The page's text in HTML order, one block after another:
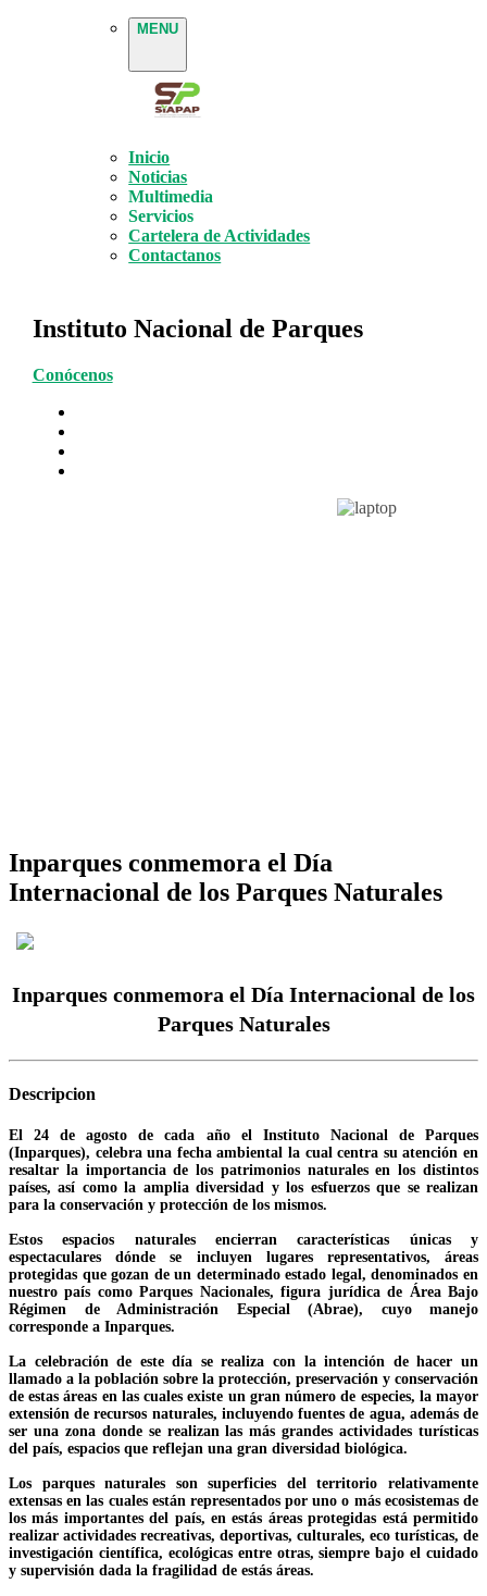
MENU
Inicio
Noticias
Multimedia
Servicios
Cartelera de Actividades
Contactanos
Instituto Nacional de Parques
Conócenos
Inparques conmemora el Día
Internacional de los Parques Naturales
Inparques conmemora el Día Internacional de los
Parques Naturales
Descripcion
El 24 de agosto de cada año el Instituto Nacional de Parques
(Inparques), celebra una fecha ambiental la cual centra su atención en
resaltar la importancia de los patrimonios naturales en los distintos
países, así como la amplia diversidad y los esfuerzos que se realizan
para la conservación y protección de los mismos.
Estos espacios naturales encierran características únicas y
espectaculares dónde se incluyen lugares representativos, áreas
protegidas que gozan de un determinado estado legal, denominados en
nuestro país como Parques Nacionales, figura jurídica de Área Bajo
Régimen de Administración Especial (Abrae), cuyo manejo
corresponde a Inparques.
La celebración de este día se realiza con la intención de hacer un
llamado a la población sobre la protección, preservación y conservación
de estas áreas en las cuales existe un gran número de especies, la mayor
extensión de recursos naturales, incluyendo fuentes de agua, además de
ser una zona donde se realizan las más grandes actividades turísticas
del país, espacios que reflejan una gran diversidad biológica.
Los parques naturales son superficies del territorio relativamente
extensas en las cuales están representados por uno o más ecosistemas de
los más importantes del país, en estás áreas protegidas está permitido
realizar actividades recreativas, deportivas, culturales, eco turísticas, de
investigación científica, ecológicas entre otras, siempre bajo el cuidado
y supervisión dada la fragilidad de estás áreas.